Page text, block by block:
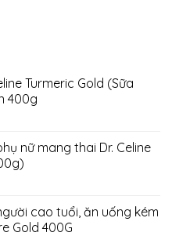
Turmeric Gold (Sữa
400g
nữ mang thai Dr. Celine
cao tuổi, ăn uống kém
Gold 400G